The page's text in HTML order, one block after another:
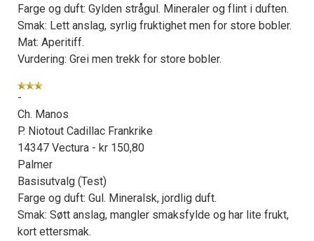
Farge og duft: Gylden strågul. Mineraler og flint i duften.
Smak: Lett anslag, syrlig fruktighet men for store bobler.
Mat: Aperitiff.
Vurdering: Grei men trekk for store bobler.
-
Ch. Manos
P. Niotout Cadillac Frankrike
14347 Vectura - kr 150,80
Palmer
Basisutvalg (Test)
Farge og duft: Gul. Mineralsk, jordlig duft.
Smak: Søtt anslag, mangler smaksfylde og har lite frukt,
kort ettersmak.